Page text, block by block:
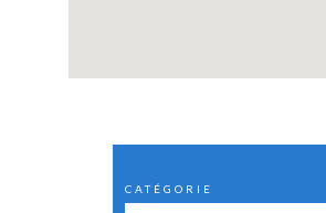
CATÉGORIE